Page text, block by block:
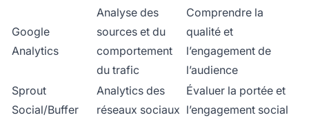
Google
Analytics
Analyse des
sources et du
comportement
du trafic
Comprendre la
qualité et
l’engagement de
l’audience
Sprout
Social/Buffer
Analytics des
réseaux sociaux
Évaluer la portée et
l’engagement social